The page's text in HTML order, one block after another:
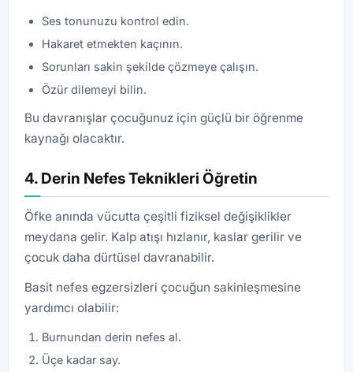
Ses tonunuzu kontrol edin.
Hakaret etmekten kaçının.
Sorunları sakin şekilde çözmeye çalışın.
Özür dilemeyi bilin.
Bu davranışlar çocuğunuz için güçlü bir öğrenme
kaynağı olacaktır.
4. Derin Nefes Teknikleri Öğretin
Öfke anında vücutta çeşitli fiziksel değişiklikler
meydana gelir. Kalp atışı hızlanır, kaslar gerilir ve
çocuk daha dürtüsel davranabilir.
Basit nefes egzersizleri çocuğun sakinleşmesine
yardımcı olabilir:
Burnundan derin nefes al.
Üçe kadar say.